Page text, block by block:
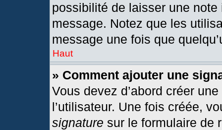
possibilité de laisser une
message. Notez que les
message une fois que
Haut
» Comment ajouter une
Vous devez d’abord créer
l’utilisateur. Une fois créée,
signature sur le formulaire de